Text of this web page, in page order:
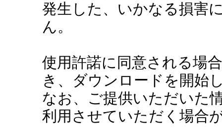
発生した、いかなる損害
ん。
使用許諾に同意される場
き、ダウンロードを開始
なお、ご提供いただいた
利用させていただく場合